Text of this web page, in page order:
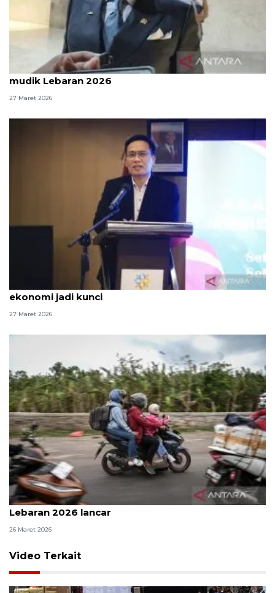
Komisi III DPR: Polri sudah kerja maksimal atur
mudik Lebaran 2026
27 Maret 2026
Migrasi penduduk pascamudik tinggi, pemerataan
ekonomi jadi kunci
27 Maret 2026
Pemilir sepeda motor nilai arus mudik-balik
Lebaran 2026 lancar
26 Maret 2026
Video Terkait